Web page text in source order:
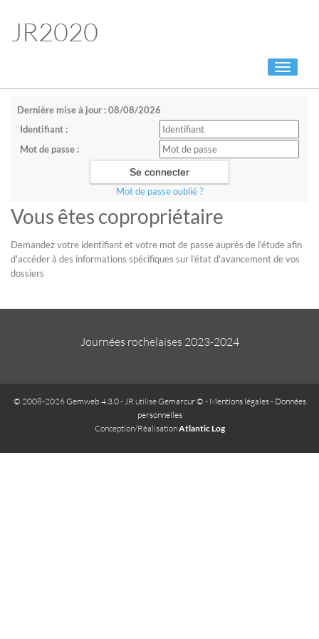
JR2020
Toggle
Dernière mise à jour : 08/08/2026
Identifiant :
Mot de passe :
Mot de passe oublié ?
Vous êtes copropriétaire
Demandez votre identifiant et votre mot de passe auprès de l'étude afin
d'accéder à des informations spécifiques sur l'état d'avancement de vos
dossiers
Journées rochelaises 2023-2024
© 2008-2026 Gemweb 4.3.0- JR utiliseGemarcur © - Mentions légales- Données
personnelles
Conception/RéalisationAtlantic Log